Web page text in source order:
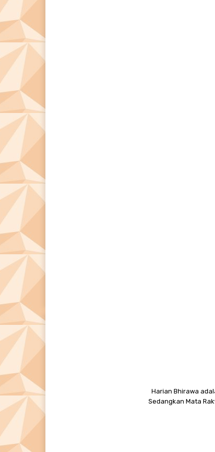
Harian Bhirawa
Sedangkan Mata